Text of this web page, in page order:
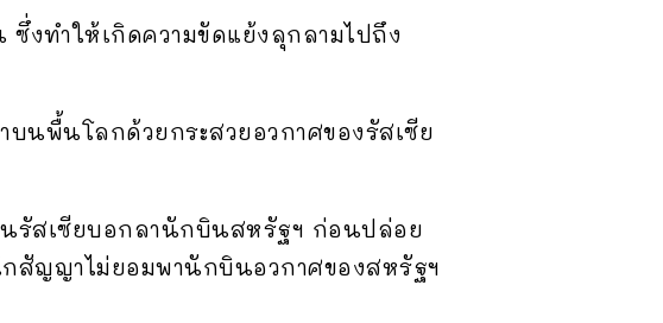
งทำให้เกิดความขัดแย้งลุกลามไปถึง
นพื้นโลกด้วยกระสวยอวกาศของรัสเซีย
รัสเซียบอกลานักบินสหรัฐฯ ก่อนปล่อย
กสัญญาไม่ยอมพานักบินอวกาศของสหรัฐฯ